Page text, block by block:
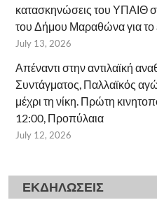
κατασκηνώσεις του ΥΠΑΙΘ
του Δήμου Μαραθώνα για το
July 13, 2026
Απέναντι στην αντιλαϊκή
Συντάγματος, Παλλαϊκός
μέχρι τη νίκη. Πρώτη
12:00, Προπύλαια
July 12, 2026
ΕΚΔΗΛΩΣΕΙΣ